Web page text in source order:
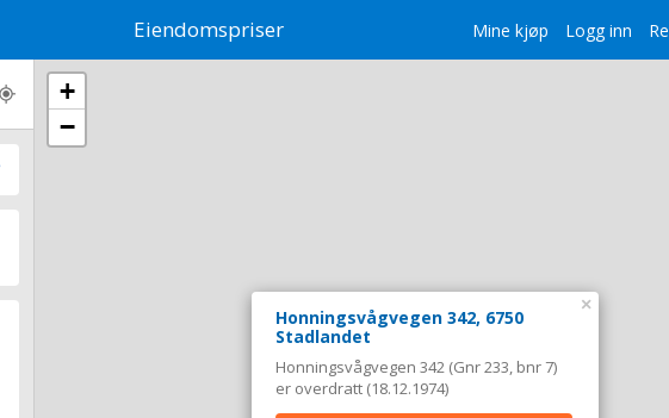
Mine kjøp Logg inn
Eiendomspriser
Honningsvågvegen 342, 6750
Stadlandet
Honningsvågvegen 342 (Gnr 233, bnr 7)
er overdratt (18.12.1974)
×
+
−